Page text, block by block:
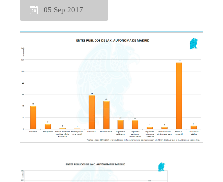
05 Sep 2017